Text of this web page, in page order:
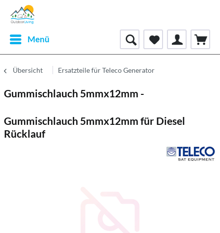
Menü
Übersicht Ersatzteile für Teleco Generator
Gummischlauch 5mmx12mm -
Gummischlauch 5mmx12mm für Diesel
Rücklauf